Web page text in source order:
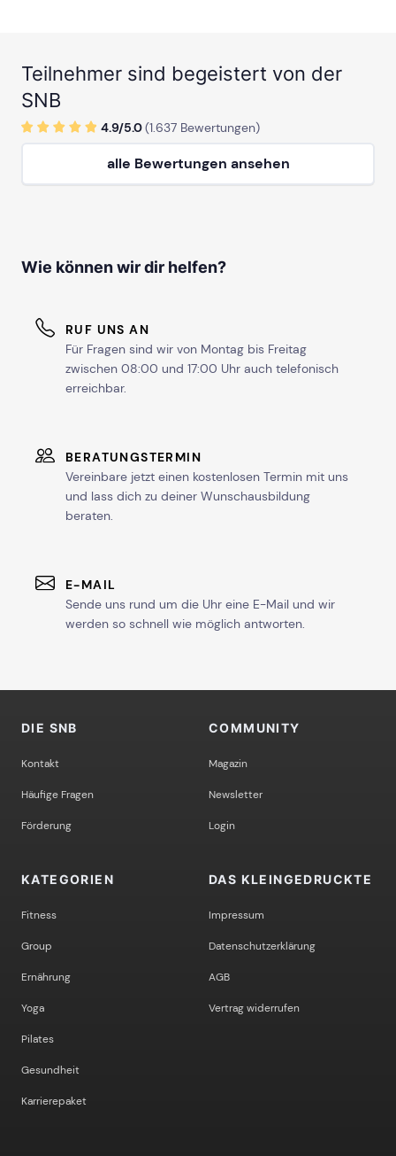
Teilnehmer sind begeistert von der
SNB
4.9/5.0(1.637 Bewertungen)
alle Bewertungen ansehen
Wie können wir dir helfen?
RUF UNS AN
Für Fragen sind wir von Montag bis Freitag
zwischen 08:00 und 17:00 Uhr auch telefonisch
erreichbar.
BERATUNGSTERMIN
Vereinbare jetzt einen kostenlosen Termin mit uns
und lass dich zu deiner Wunschausbildung
beraten.
E-MAIL
Sende uns rund um die Uhr eine E-Mail und wir
werden so schnell wie möglich antworten.
DIE SNB
Kontakt
Häufige Fragen
Förderung
COMMUNITY
Magazin
Newsletter
Login
KATEGORIEN
Fitness
Group
Ernährung
Yoga
Pilates
Gesundheit
Karrierepaket
DAS KLEINGEDRUCKTE
Impressum
Datenschutzerklärung
AGB
Vertrag widerrufen